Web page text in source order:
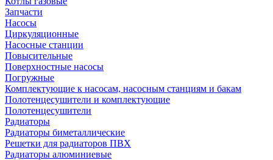
Запчасти
Насосы
Циркуляционные
Насосные станции
Повысительные
Поверхностные насосы
Погружные
Комплектующие к насосам, насосным станциям и бакам
Полотенцесушители и комплектующие
Полотенцесушители
Радиаторы
Радиаторы биметаллические
Решетки для радиаторов ПВХ
Радиаторы алюминиевые